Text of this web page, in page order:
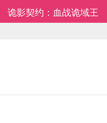
诡影契约：血战诡域王